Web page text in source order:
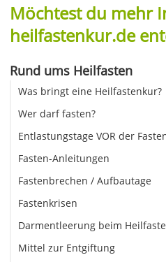
Möchtest du mehr
heilfastenkur.de
Rund ums Heilfasten
Was bringt eine Heilfastenkur?
Wer darf fasten?
Entlastungstage VOR der
Fasten-Anleitungen
Fastenbrechen / Aufbautage
Fastenkrisen
Darmentleerung beim
Mittel zur Entgiftung